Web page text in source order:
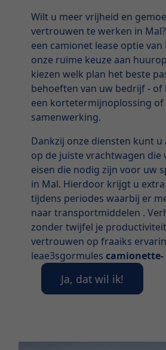
Wilt u meer vrijheid en
vertrouwen te werken in
een camionet lease optie van
onze ruime keuze aan
kiezen welk plan het beste
behoeften van uw bedrijf - of
een kortetermijnoplossing of
samenwerking.
Dankzij onze diensten kunt
op de juiste vrachtwagen die
eisen die nodig zijn voor uw
in Mal. Hierdoor krijgt u
tijdens periodes waarbij er
naar transportmiddelen .
zonder twijfel je
vertrouwen op fraaiks
leae3sgormules
Ja, dat wil ik!